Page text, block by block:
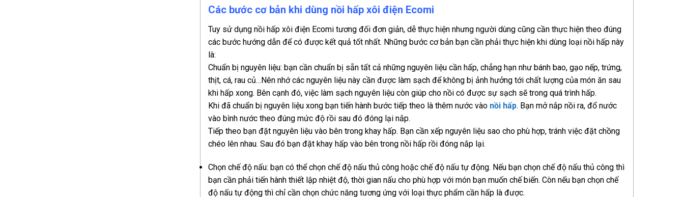
Các bước cơ bản khi dùng nồi hấp xôi điện Ecomi
Tuy sử dụng nồi hấp xôi điện Ecomi tương đối đơn giản, dễ thực hiện nhưng người dùng cũng cần thực hiện theo đúng
các bước hướng dẫn để có được kết quả tốt nhất. Những bước cơ bản bạn cần phải thực hiện khi dùng loại nồi hấp này
là:
Chuẩn bị nguyên liệu: bạn cần chuẩn bị sẵn tất cả những nguyên liệu cần hấp, chẳng hạn như bánh bao, gạo nếp, trứng,
thịt, cá, rau củ…Nên nhớ các nguyên liệu này cần được làm sạch để không bị ảnh hưởng tới chất lượng của món ăn sau
khi hấp xong. Bên cạnh đó, việc làm sạch nguyên liệu còn giúp cho nồi có được sự sạch sẽ trong quá trình hấp.
Khi đã chuẩn bị nguyên liệu xong bạn tiến hành bước tiếp theo là thêm nước vào nồi hấp. Bạn mở nắp nồi ra, đổ nước
vào bình nước theo đúng mức độ rồi sau đó đóng lại nắp.
Tiếp theo bạn đặt nguyên liệu vào bên trong khay hấp. Bạn cần xếp nguyên liệu sao cho phù hợp, tránh việc đặt chồng
chéo lên nhau. Sau đó bạn đặt khay hấp vào bên trong nồi hấp rồi đóng nắp lại.
Chọn chế độ nấu: bạn có thể chọn chế độ nấu thủ công hoặc chế độ nấu tự động. Nếu bạn chọn chế độ nấu thủ công thì
bạn cần phải tiến hành thiết lập nhiệt độ, thời gian nấu cho phù hợp với món bạn muốn chế biến. Còn nếu bạn chọn chế
độ nấu tự động thì chỉ cần chọn chức năng tương ứng với loại thực phẩm cần hấp là được.